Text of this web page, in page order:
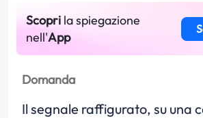
Scopri la spiegazione
nell'App
Domanda
Il segnale raffigurato, su una